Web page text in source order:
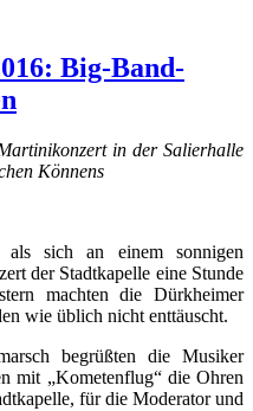
Big-Band-
in der Salierhalle
Könnens
als sich an einem sonnigen
der Stadtkapelle eine Stunde
machten die Dürkheimer
wie üblich nicht enttäuscht.
begrüßten die Musiker
mit „Kometenflug“ die Ohren
für die Moderator und